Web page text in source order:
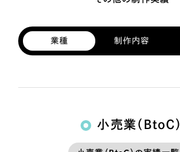
業種 制作内容
小売業（BtoC）